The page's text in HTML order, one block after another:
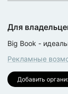
Для
Big Book -
Рекламные
Добавить